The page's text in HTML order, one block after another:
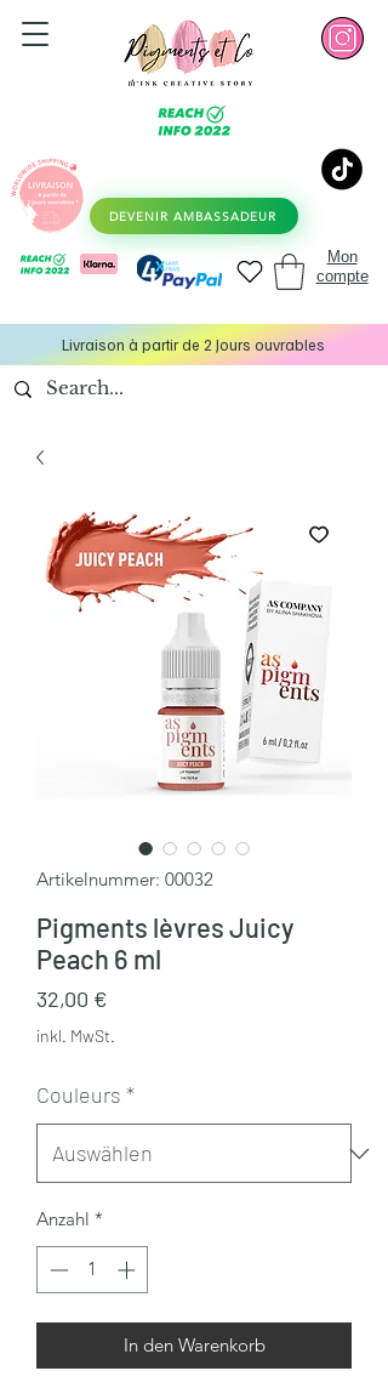
DEVENIR AMBASSADEUR
Mon
compte
Livraison à partir de 2 Jours ouvrables
Artikelnummer: 00032
Pigments lèvres Juicy
Peach 6 ml
32,00 €Preis
inkl. MwSt.
Couleurs *
Anzahl *
In den Warenkorb